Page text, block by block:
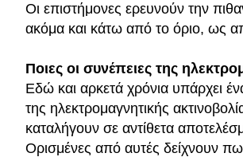
Οι επιστήμονες ερευνούν την
ακόμα και κάτω από το όριο, ως
Ποιες οι συνέπειες της
Εδώ και αρκετά χρόνια υπάρχει
της ηλεκτρομαγνητικής
καταλήγουν σε αντίθετα
Ορισμένες από αυτές δείχνουν